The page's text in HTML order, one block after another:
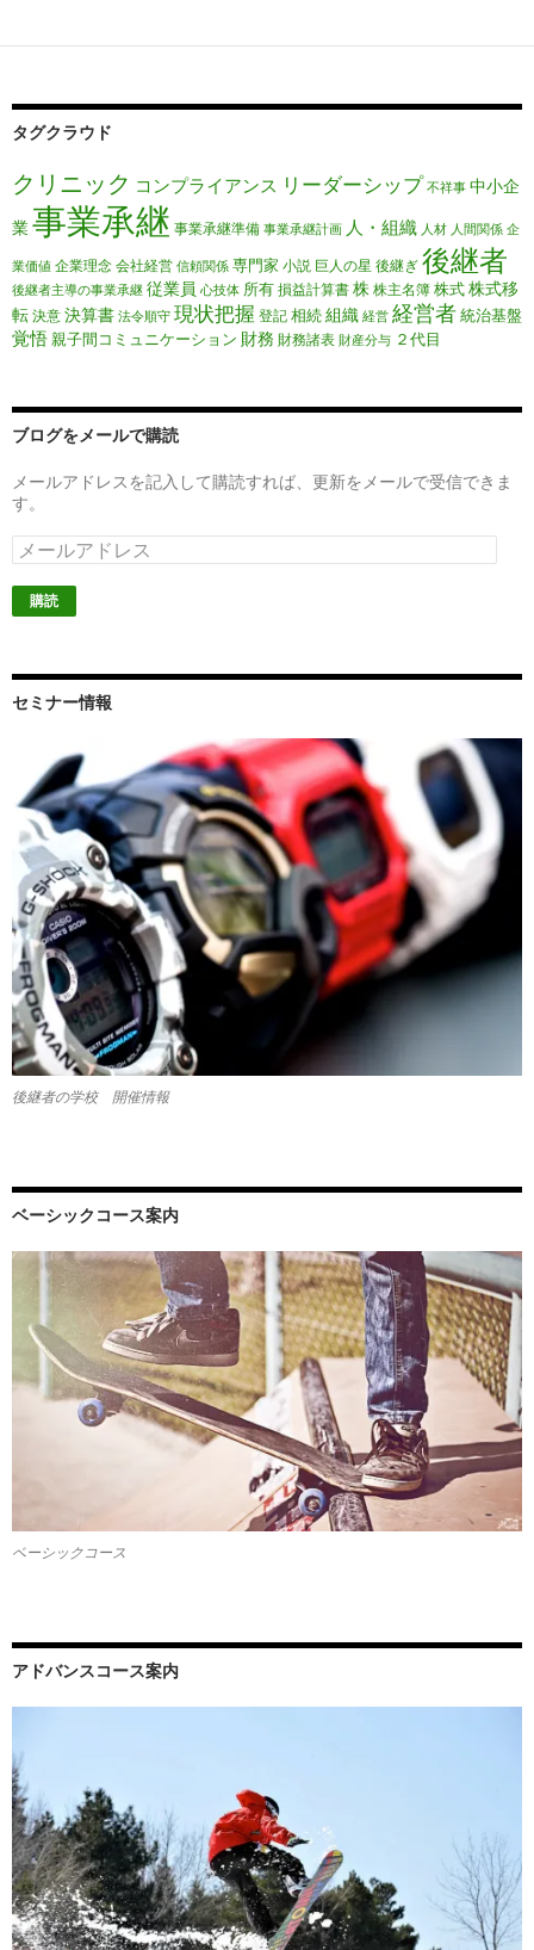
タグクラウド
クリニック コンプライアンス リーダーシップ 不祥事 中小企
業事業承継 事業承継準備 事業承継計画 人・組織 人材 人間関係 企
業価値 企業理念 会社経営 信頼関係 専門家 小説 巨人の星 後継ぎ 後継者
後継者主導の事業承継 従業員 心技体 所有 損益計算書 株 株主名簿 株式株式移
転 決意 決算書 法令順守 現状把握 登記 相続組織 経営 経営者統治基盤
覚悟親子間コミュニケーション 財務 財務諸表 財産分与 ２代目
ブログをメールで購読
メールアドレスを記入して購読すれば、更新をメールで受信できま
す。
メ
ー
ル
ア
ス
セミナー情報
後継者の学校 開催情報
ベーシックコース案内
ベーシックコース
アドバンスコース案内